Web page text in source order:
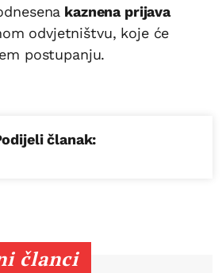
kaznena prijava
odvjetništvu, koje će
postupanju.
članak:
članci